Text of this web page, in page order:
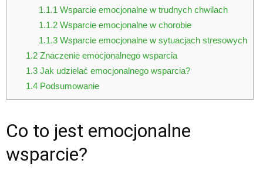
1.1.1 Wsparcie emocjonalne w trudnych chwilach
1.1.2 Wsparcie emocjonalne w chorobie
1.1.3 Wsparcie emocjonalne w sytuacjach stresowych
1.2Znaczenie emocjonalnego wsparcia
1.3Jak udzielać emocjonalnego wsparcia?
1.4Podsumowanie
Co to jest emocjonalne
wsparcie?